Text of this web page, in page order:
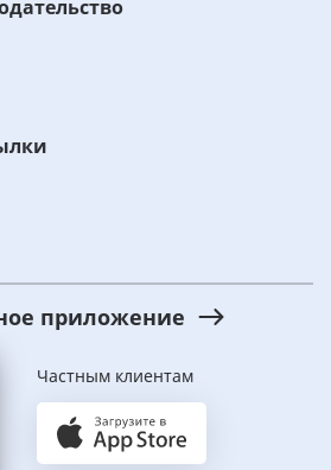
приложение
Частным клиентам